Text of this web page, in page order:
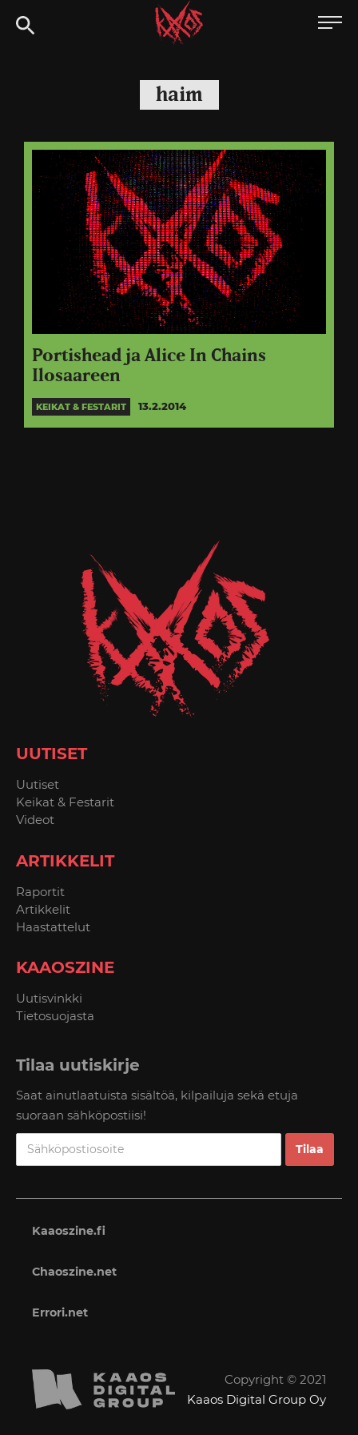
Siirry
suoraan
Kaaoszine
haim
Portishead ja Alice In Chains
Ilosaareen
KEIKAT & FESTARIT 13.2.2014
UUTISET
Uutiset
Keikat & Festarit
Videot
ARTIKKELIT
Raportit
Artikkelit
Haastattelut
KAAOSZINE
Uutisvinkki
Tietosuojasta
Tilaa uutiskirje
Saat ainutlaatuista sisältöä, kilpailuja sekä etuja
suoraan sähköpostiisi!
Kaaoszine.fi
Chaoszine.net
Errori.net
Copyright © 2021
Kaaos Digital Group Oy